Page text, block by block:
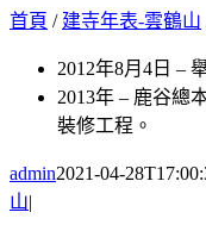
首頁 / 建寺年表-雲鶴山
2012年8月4日 –
2013年 – 鹿谷總
裝修工程。
admin2021-04-
山|